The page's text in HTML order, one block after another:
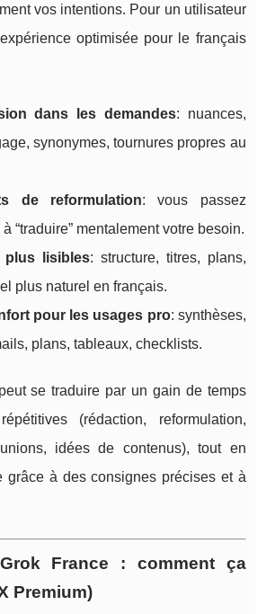
vos intentions. Pour un utilisateur
optimisée pour le français
dans les demandes: nuances,
synonymes, tournures propres au
de reformulation: vous passez
“traduire” mentalement votre besoin.
plus lisibles: structure, titres, plans,
plus naturel en français.
pour les usages pro: synthèses,
plans, tableaux, checklists.
se traduire par un gain de temps
(rédaction, reformulation,
idées de contenus), tout en
grâce à des consignes précises et à
France : comment ça
Premium)